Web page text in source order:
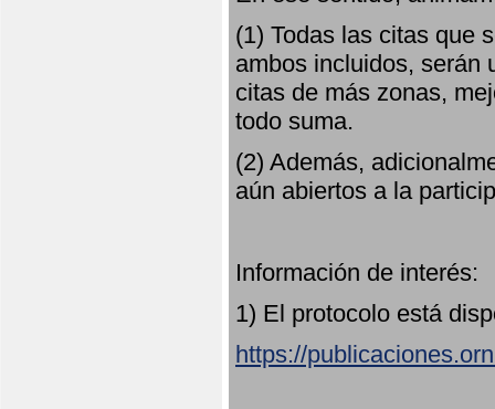
(1) Todas las citas que
ambos incluidos, serán
citas de más zonas,
todo suma.
(2) Además,
aún abiertos a la
Información de interés:
1) El protocolo está
https://